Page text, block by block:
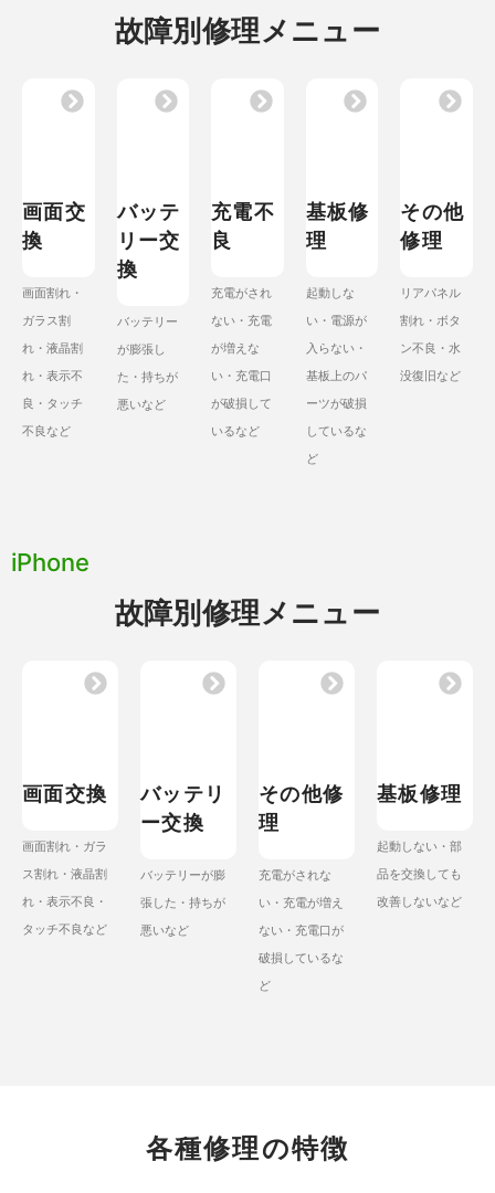
故障別修理メニュー
画面交
換
画面割れ・
ガラス割
れ・液晶割
れ・表示不
良・タッチ
不良など
バッテ
リー交
換
バッテリー
が膨張し
た・持ちが
悪いなど
充電不
良
充電がされ
ない・充電
が増えな
い・充電口
が破損して
いるなど
基板修
理
起動しな
い・電源が
入らない・
基板上のパ
ーツが破損
しているな
ど
その他
修理
リアパネル
割れ・ボタ
ン不良・水
没復旧など
故障別修理メニュー
iPhone
画面交換
画面割れ・ガラ
ス割れ・液晶割
れ・表示不良・
タッチ不良など
バッテリ
ー交換
バッテリーが膨
張した・持ちが
悪いなど
その他修
理
充電がされな
い・充電が増え
ない・充電口が
破損しているな
ど
基板修理
起動しない・部
品を交換しても
改善しないなど
各種修理の特徴